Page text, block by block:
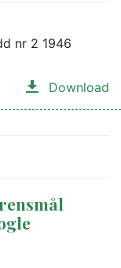
nr 2 1946
Download